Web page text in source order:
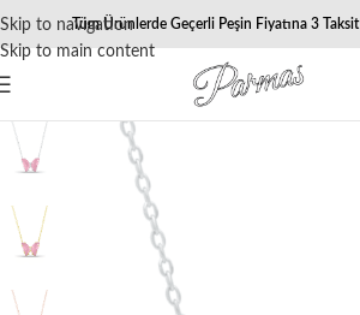
Skip to navigation
Skip to main content
Tüm Ürünlerde Geçerli Peşin Fiyatına 3 Taksit